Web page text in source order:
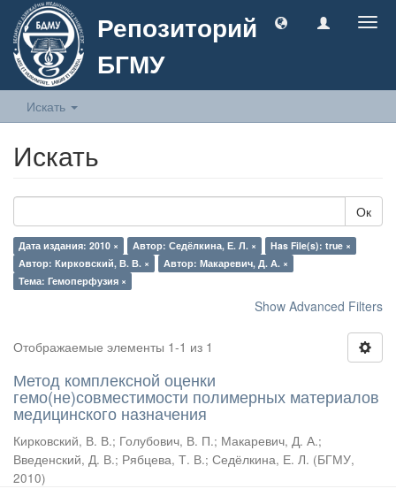
Репозиторий
БГМУ
Искать
Искать
Ок
Дата издания: 2010 × Автор: Седёлкина, Е. Л. ×
Has File(s): true ×
Автор: Кирковский, В. В. ×
Автор: Макаревич, Д. А. ×
Тема: Гемоперфузия ×
Show Advanced Filters
Отображаемые элементы 1-1 из 1
Метод комплексной оценки
гемо(не)совместимости полимерных материалов
медицинского назначения
Кирковский, В. В.; Голубович, В. П.; Макаревич, Д. А.;
Введенский, Д. В.; Рябцева, Т. В.; Седёлкина, Е. Л. (БГМУ,
2010)